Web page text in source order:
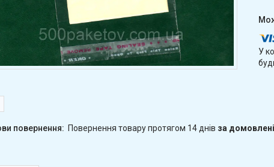
У
повернення товару протягом 14 днів за